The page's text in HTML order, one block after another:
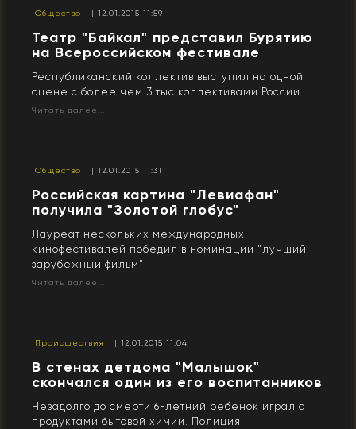
Общество | 12.01.2015 11:59
Театр "Байкал" представил Бурятию
на Всероссийском фестивале
Республиканский коллектив выступил на одной
сцене с более чем 3 тыс коллективами России.
Читать далее...
Общество | 12.01.2015 11:31
Российская картина "Левиафан"
получила "Золотой глобус"
Лауреат нескольких международных
кинофестивалей победил в номинации "лучший
зарубежный фильм".
Читать далее...
Происшествия | 12.01.2015 11:04
В стенах детдома "Малышок"
скончался один из его воспитанников
Незадолго до смерти 6-летний ребенок играл с
продуктами бытовой химии. Полиция